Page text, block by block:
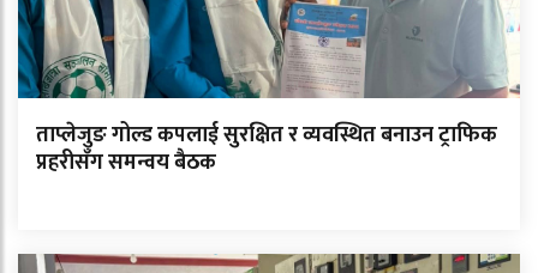
ताप्लेजुङ गोल्ड कपलाई सुरक्षित र व्यवस्थित बनाउन ट्राफिक
प्रहरीसँग समन्वय बैठक